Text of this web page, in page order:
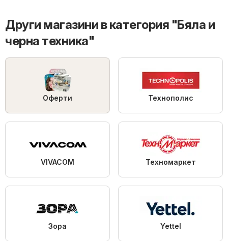
Други магазини в категория "Бяла и
черна техника"
Оферти Технополис
VIVACOM Техномаркет
Зора Yettel